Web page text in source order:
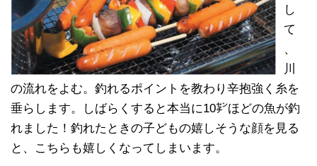
し
て
、
川
の流れをよむ。釣れるポイントを教わり辛抱強く糸を
垂らします。しばらくすると本当に10㌢ほどの魚が釣
れました！釣れたときの子どもの嬉しそうな顔を見る
と、こちらも嬉しくなってしまいます。